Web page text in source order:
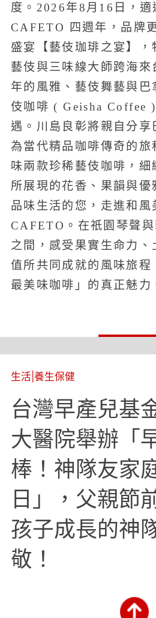
度。2026年8月16日，
CAFETO 四週年，品牌
盛宴【藝伎珈琲之宴】，
藝伎與三味線大師跨海來
年的風雅、藝伎舞藝與巴
伎咖啡 ( Geisha Coffee
遇。川島良彰將親自分享
為當代精品咖啡傳奇的旅
味兩款珍稀藝伎咖啡，細
所展現的花香、果韻與優
品味生活的您，走進和
CAFETO。在祇園琴聲
之間，感受果實生命力、
值所共同成就的風味旅程
最美味咖啡」的真正魅力
生活 養生保健
台灣早產兒基
大醫院舉辦「
棒！神隊友家
日」，父親節
孩子成長的神
敬！